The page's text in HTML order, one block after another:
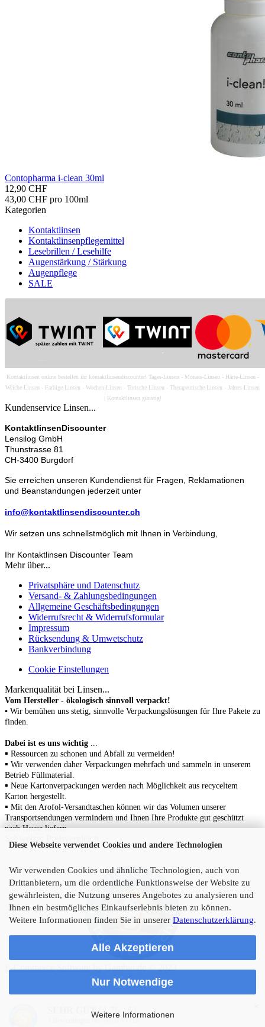
Diese Webseite verwendet Cookies und andere Technologien
Wir verwenden Cookies und ähnliche Technologien, auch von
Drittanbietern, um die ordentliche Funktionsweise der Website zu
gewährleisten, die Nutzung unseres Angebotes zu analysieren und
Ihnen ein bestmögliches Einkaufserlebnis bieten zu können.
Weitere Informationen finden Sie in unserer Datenschutzerklärung.
Alle Akzeptieren
Nur Notwendige
Weitere Informationen
Con­to­phar­ma i-​clean 30ml
12,90 CHF
43,00 CHF pro 100ml
Kategorien
Kontaktlinsen
Kontaktlinsenpflegemittel
Lesebrillen / Lesehilfe
Augenstärkung / Stärkung
Augenpflege
SALE
Kontaktlinsen online bestellen ihr kontaktlinsendiscounter! Tages-Linsen - Monats-Linsen - Harte-Linsen -
Weiche-Linsen - Farbige-Linsen - Wochen-Linsen - Torische-Linsen - Therapeutische-Linsen - Jahres-Linsen
| Kontaktlinsen günstig!
Kundenservice Linsen...
KontaktlinsenDiscounter
Lensilog GmbH
Thunstrasse 81
CH-3400 Burgdorf
Sie erreichen unseren Kundendienst für Fragen, Reklamationen
und Beanstandungen jederzeit unter
info@kontaktlinsendiscounter.ch
Wir setzen uns schnellstmöglich mit Ihnen in Verbindung,
Ihr Kontaktlinsen Discounter Team
Mehr über...
Privatsphäre und Datenschutz
Versand- & Zahlungsbedingungen
Allgemeine Geschäftsbedingungen
Widerrufsrecht & Widerrufsformular
Impressum
Rücksendung & Umwetschutz
Bankverbindung
Cookie Einstellungen
Markenqualität bei Linsen...
Vom Hersteller - ökologisch sinnvoll verpackt!
▪ Wir bemühen uns stetig, sinnvolle Verpackungslösungen für Ihre Pakete zu
finden.
Dabei ist es uns wichtig ...
▪ Ressourcen zu schonen und Abfall zu vermeiden!
▪ Wir verwenden daher Verpackungen mehrfach und sammeln in unserem
Betrieb Füllmaterial.
▪ Neue Kartonverpackungen werden nach Möglichkeit aus recyceltem
Karton hergestellt.
▪ Mit den Arofol-Versandtaschen können wir das Volumen unserer
Transportsendungen vermindern und Ihnen Ihre Produkte gut geschützt
nach Hause liefern.
E-Commerce Softwareby Gambio.de © 2023
SEHR GUT (4.76 / 5)